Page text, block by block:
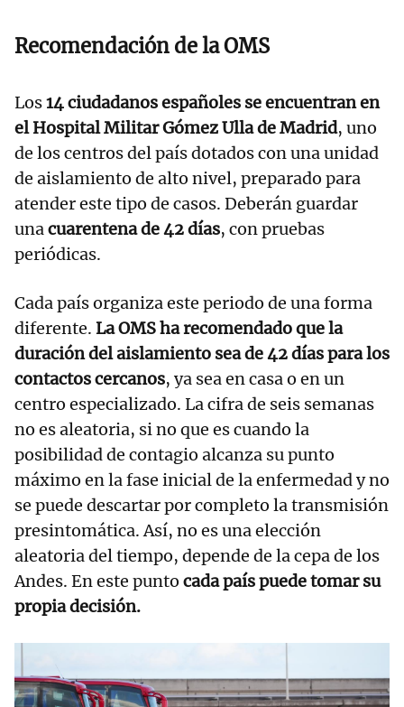
Recomendación de la OMS
Los14 ciudadanos españoles se encuentran en
el Hospital Militar Gómez Ulla de Madrid, uno
de los centros del país dotados con una unidad
de aislamiento de alto nivel, preparado para
atender este tipo de casos. Deberán guardar
unacuarentena de 42 días, con pruebas
periódicas.
Cada país organiza este periodo de una forma
diferente. La OMS ha recomendado que la
duración del aislamiento sea de 42 días para los
contactos cercanos, ya sea en casa o en un
centro especializado. La cifra de seis semanas
no es aleatoria, si no que es cuando la
posibilidad de contagio alcanza su punto
máximo en la fase inicial de la enfermedad y no
se puede descartar por completo la transmisión
presintomática. Así, no es una elección
aleatoria del tiempo, depende de la cepa de los
Andes. En este punto cada país puede tomar su
propia decisión.